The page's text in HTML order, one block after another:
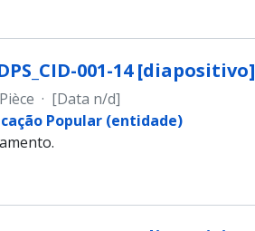
001-14 [diapositivo]
Pièce · [Data n/d]
Popular (entidade)